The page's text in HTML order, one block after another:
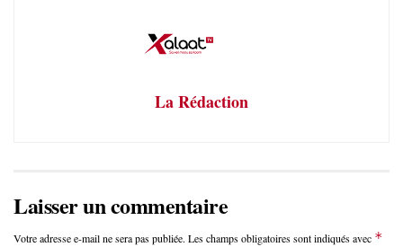
La Rédaction
Laisser un commentaire
Votre adresse e-mail ne sera pas publiée. Les champs obligatoires sont indiqués avec *